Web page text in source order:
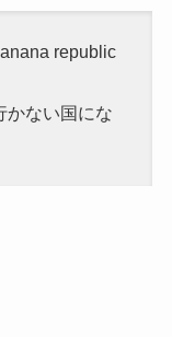
republic
かない国にな